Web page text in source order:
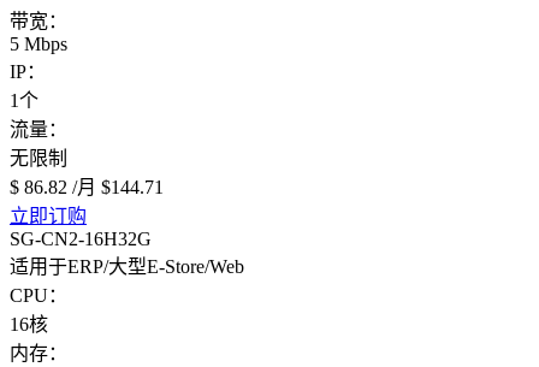
带宽：
5 Mbps
IP：
1个
流量：
无限制
$ 86.82 /月 $144.71
立即订购
SG-CN2-16H32G
适用于ERP/大型E-Store/Web
CPU：
16核
内存：